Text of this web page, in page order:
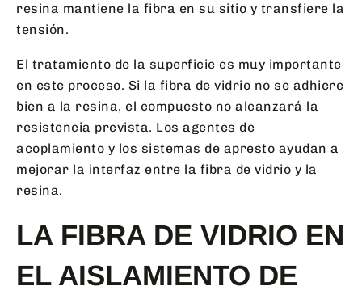
resina mantiene la fibra en su sitio y transfiere la
tensión.
El tratamiento de la superficie es muy importante
en este proceso. Si la fibra de vidrio no se adhiere
bien a la resina, el compuesto no alcanzará la
resistencia prevista. Los agentes de
acoplamiento y los sistemas de apresto ayudan a
mejorar la interfaz entre la fibra de vidrio y la
resina.
LA FIBRA DE VIDRIO EN
EL AISLAMIENTO DE